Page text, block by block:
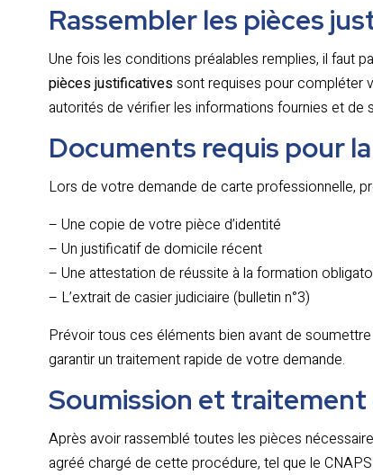
Rassembler les pièces
Une fois les conditions préalables remplies, il faut
pièces justificativessont requises pour compléter
autorités de vérifier les informations fournies et de
Documents requis pour
Lors de votre demande de carte professionnelle,
– Une copie de votre pièce d’identité
– Un justificatif de domicile récent
– Une attestation de réussite à la formation
– L’extrait de casier judiciaire (bulletin n°3)
Prévoir tous ces éléments bien avant de
garantir un traitement rapide de votre demande.
Soumission et traitement
Après avoir rassemblé toutes les pièces
agréé chargé de cette procédure, tel que le